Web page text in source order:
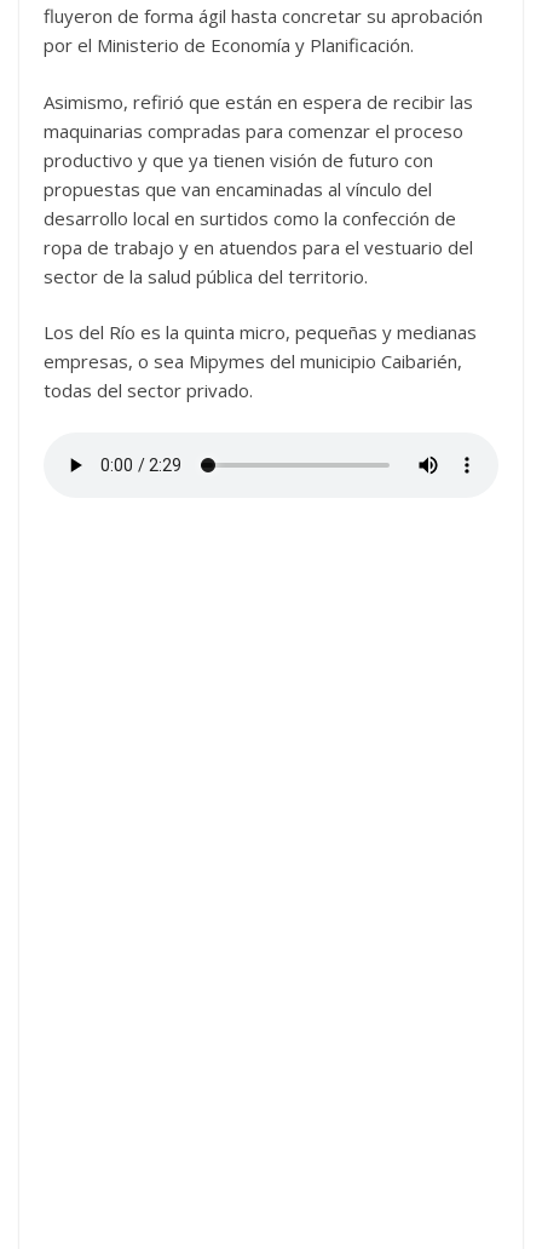
fluyeron de forma ágil hasta concretar su aprobación
por el Ministerio de Economía y Planificación.
Asimismo, refirió que están en espera de recibir las
maquinarias compradas para comenzar el proceso
productivo y que ya tienen visión de futuro con
propuestas que van encaminadas al vínculo del
desarrollo local en surtidos como la confección de
ropa de trabajo y en atuendos para el vestuario del
sector de la salud pública del territorio.
Los del Río es la quinta micro, pequeñas y medianas
empresas, o sea Mipymes del municipio Caibarién,
todas del sector privado.